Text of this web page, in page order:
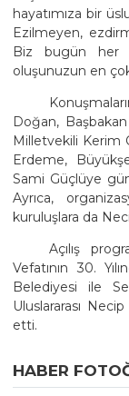
hayatımıza bir
Ezilmeyen,
Biz bugün her
oluşunuzun en
Doğan, Başbakan
Milletvekili Kerim
Erdeme,
Sami Güçlüye
Ayrıca,
kuruluşlara da
Açılış
Vefatının 30.
Belediyesi ile
Uluslararası
etti.
HABER